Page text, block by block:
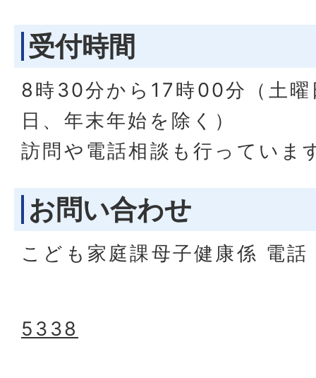
受付時間
8時30分から17時00分（土曜
日、年末年始を除く）
訪問や電話相談も行っていま
お問い合わせ
こども家庭課母子健康係 電話
5338